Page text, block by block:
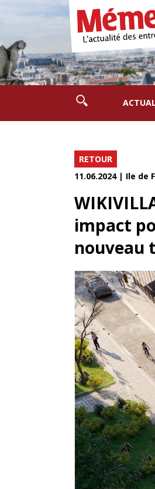
RETOUR
11.06.2024 | Ile de
impact
nouveau